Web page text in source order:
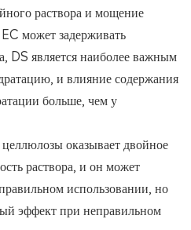
раствора и мощение
может задерживать
DS является наиболее важным
и влияние содержания
больше, чем у
оказывает двойное
раствора, и он может
использовании, но
эффект при неправильном